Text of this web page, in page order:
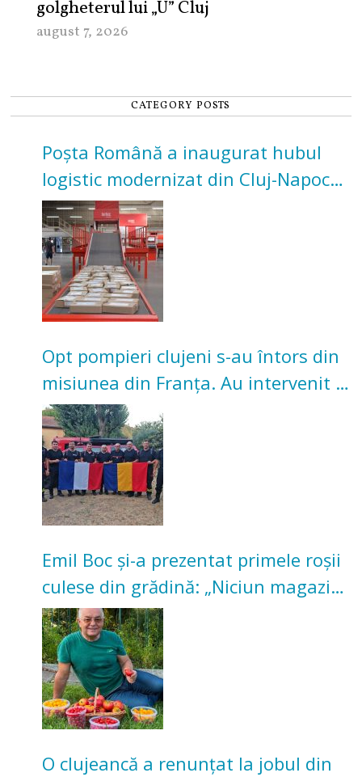
golgheterul lui „U” Cluj
august 7, 2026
CATEGORY POSTS
Poșta Română a inaugurat hubul
logistic modernizat din Cluj-Napoca.
Investiție de 3 milioane de euro
Opt pompieri clujeni s-au întors din
misiunea din Franța. Au intervenit la
incendii de vegetație și pădure
Emil Boc și-a prezentat primele roșii
culese din grădină: „Niciun magazin
nu poate oferi această satisfacție”
O clujeancă a renunțat la jobul din